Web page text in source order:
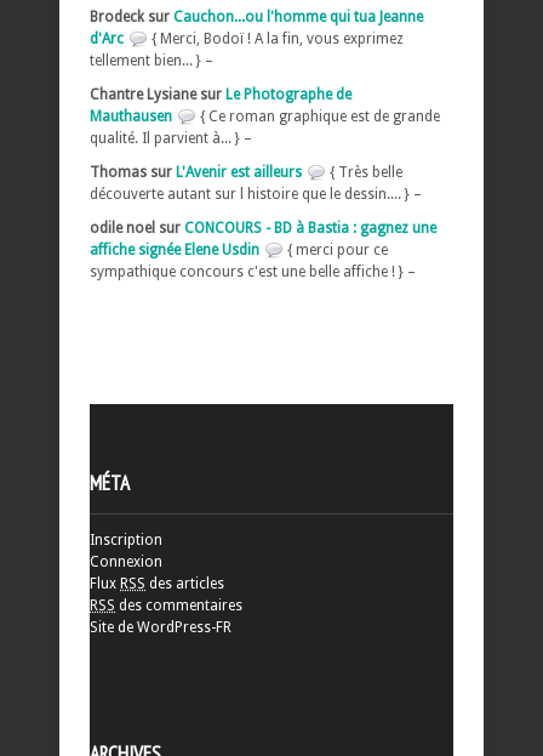
Brodeck sur Cauchon...ou l'homme qui tua Jeanne
d'Arc
{ Merci, Bodoï ! A la fin, vous exprimez
tellement bien... } –
Chantre Lysiane sur Le Photographe de
Mauthausen
{ Ce roman graphique est de grande
qualité. Il parvient à... } –
Thomas sur L'Avenir est ailleurs
{ Très belle
découverte autant sur l histoire que le dessin.... } –
odile noel sur CONCOURS - BD à Bastia : gagnez une
affiche signée Elene Usdin
{ merci pour ce
sympathique concours c'est une belle affiche ! } –
MÉTA
Inscription
Connexion
Flux RSS des articles
RSS des commentaires
Site de WordPress-FR